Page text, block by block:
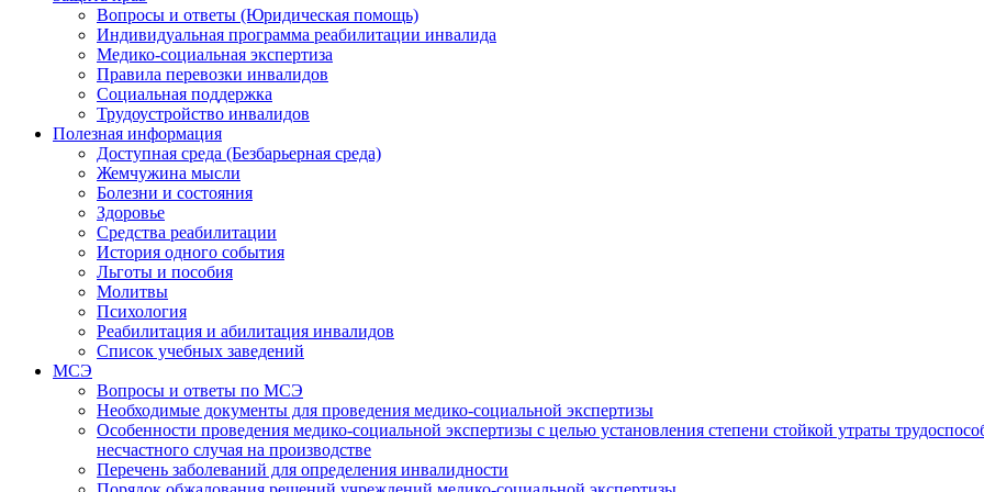
Вопросы и ответы (Юридическая помощь)
Индивидуальная программа реабилитации инвалида
Медико-социальная экспертиза
Правила перевозки инвалидов
Социальная поддержка
Трудоустройство инвалидов
Полезная информация
Доступная среда (Безбарьерная среда)
Жемчужина мысли
Болезни и состояния
Здоровье
Средства реабилитации
История одного события
Льготы и пособия
Молитвы
Психология
Реабилитация и абилитация инвалидов
Список учебных заведений
МСЭ
Вопросы и ответы по МСЭ
Необходимые документы для проведения медико-социальной экспертизы
Особенности проведения медико-социальной экспертизы с целью установления степени стойкой утраты
несчастного случая на производстве
Перечень заболеваний для определения инвалидности